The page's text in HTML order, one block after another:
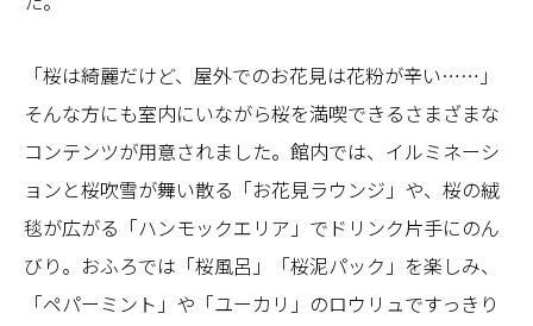
「桜は綺麗だけど、屋外でのお花見は花粉が辛い……」
そんな方にも室内にいながら桜を満喫できるさまざまな
コンテンツが用意されました。館内では、イルミネーシ
ョンと桜吹雪が舞い散る「お花見ラウンジ」や、桜の絨
毯が広がる「ハンモックエリア」でドリンク片手にのん
びり。おふろでは「桜風呂」「桜泥パック」を楽しみ、
「ペパーミント」や「ユーカリ」のロウリュですっきり